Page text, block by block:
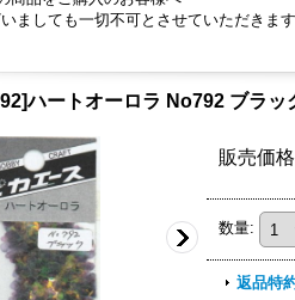
ましても一切不可とさせていただきま
ハートオーロラ No792 ブラッ
販売価格
数量:
返品特